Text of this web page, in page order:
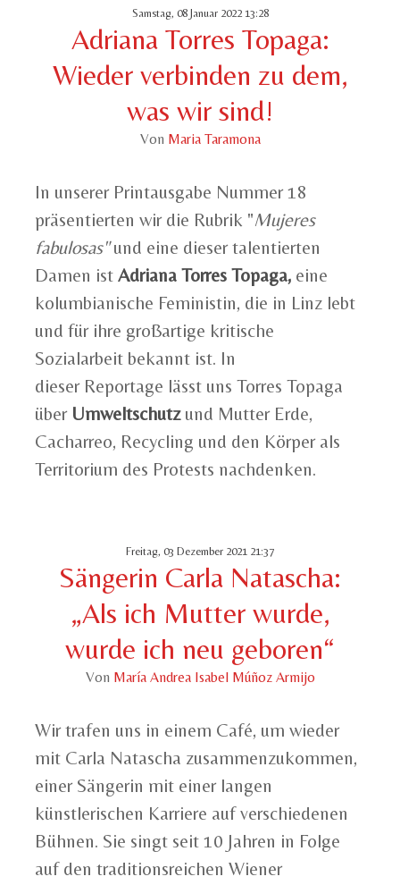
Samstag, 08 Januar 2022 13:28
Adriana Torres Topaga:
Wieder verbinden zu dem,
was wir sind!
Von Maria Taramona
In unserer Printausgabe Nummer 18
präsentierten wir die Rubrik "Mujeres
fabulosas"und eine dieser talentierten
Damen ist Adriana Torres Topaga, eine
kolumbianische Feministin, die in Linz lebt
und für ihre großartige kritische
Sozialarbeit bekannt ist. In
dieser Reportage lässt uns Torres Topaga
über Umweltschutzund Mutter Erde,
Cacharreo, Recycling und den Körper als
Territorium des Protests nachdenken.
Freitag, 03 Dezember 2021 21:37
Sängerin Carla Natascha:
„Als ich Mutter wurde,
wurde ich neu geboren“
Von María Andrea Isabel Múñoz Armijo
Wir trafen uns in einem Café, um wieder
mit Carla Natascha zusammenzukommen,
einer Sängerin mit einer langen
künstlerischen Karriere auf verschiedenen
Bühnen. Sie singt seit 10 Jahren in Folge
auf den traditionsreichen Wiener